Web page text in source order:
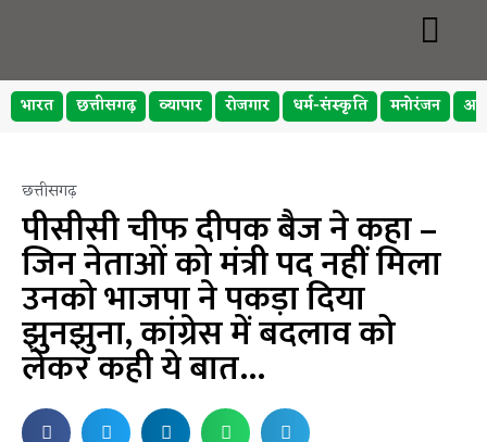
भारत छत्तीसगढ़ व्यापार रोजगार धर्म-संस्कृति मनोरंजन
छत्तीसगढ़
पीसीसी चीफ दीपक बैज ने कहा –
जिन नेताओं को मंत्री पद नहीं मिला
उनको भाजपा ने पकड़ा दिया
झुनझुना, कांग्रेस में बदलाव को
लेकर कही ये बात…